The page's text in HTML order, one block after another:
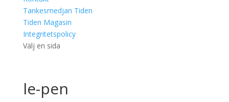
Tankesmedjan Tiden
Tiden Magasin
Integritetspolicy
Välj en sida
le-pen